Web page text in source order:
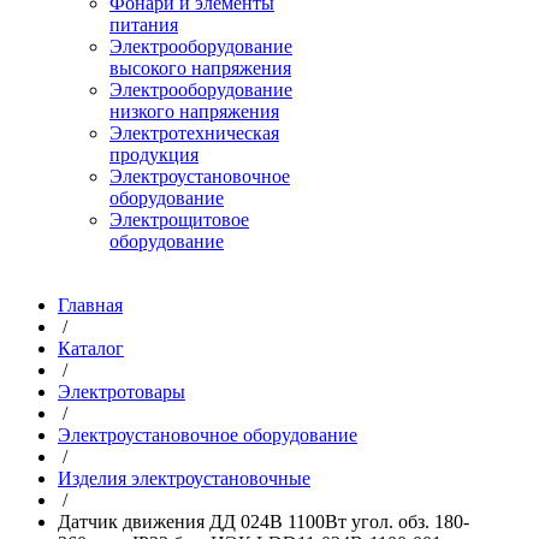
питания
Электрооборудование
высокого напряжения
Электрооборудование
низкого напряжения
Электротехническая
продукция
Электроустановочное
оборудование
Электрощитовое
оборудование
Главная
/
Каталог
/
Электротовары
/
Электроустановочное оборудование
/
Изделия электроустановочные
/
Датчик движения ДД 024В 1100Вт угол. обз. 180-